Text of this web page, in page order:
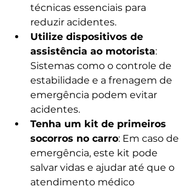
técnicas essenciais para
reduzir acidentes.
Utilize dispositivos de
assistência ao motorista:
Sistemas como o controle de
estabilidade e a frenagem de
emergência podem evitar
acidentes.
Tenha um kit de primeiros
socorros no carro: Em caso de
emergência, este kit pode
salvar vidas e ajudar até que o
atendimento médico